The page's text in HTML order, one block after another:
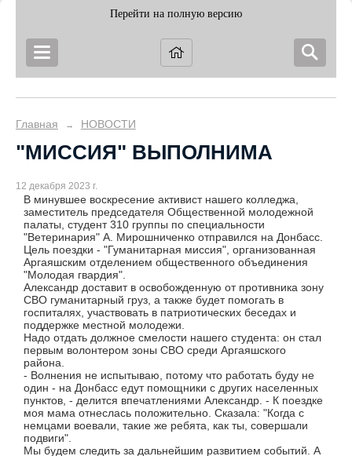
Перейти на полную версию
Главная → НОВОСТИ
"МИССИЯ" ВЫПОЛНИМА
12 декабря 2023 г.
В минувшее воскресение активист нашего колледжа,
заместитель председателя Общественной молодежной
палаты, студент 310 группы по специальности
"Ветеринария" А. Мирошниченко отправился на Донбасс.
Цель поездки - "Гуманитарная миссия", организованная
Аргаяшским отделением общественного объединения
"Молодая гвардия".
Александр доставит в освобожденную от противника зону
СВО гуманитарный груз, а также будет помогать в
госпиталях, участвовать в патриотических беседах и
поддержке местной молодежи.
Надо отдать должное смелости нашего студента: он стал
первым волонтером зоны СВО среди Аргаяшского
района.
- Волнения не испытываю, потому что работать буду не
один - на Донбасс едут помощники с других населенных
пунктов, - делится впечатлениями Александр. - К поездке
моя мама отнеслась положительно. Сказала: "Когда с
немцами воевали, такие же ребята, как ты, совершали
подвиги".
Мы будем следить за дальнейшим развитием событий. А